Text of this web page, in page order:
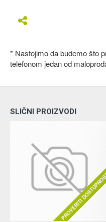
* Nastojimo da budemo što
telefonom jedan od
SLIČNI PROIZVODI
PROVERITI